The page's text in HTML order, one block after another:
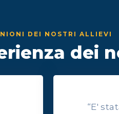
DEI NOSTRI ALLIEVI
dei
“E'